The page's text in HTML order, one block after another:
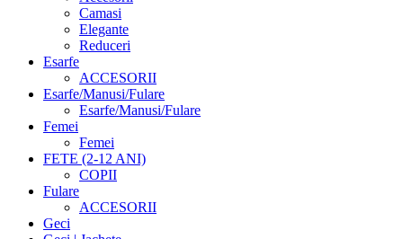
Camasi
Elegante
Reduceri
Esarfe
ACCESORII
Esarfe/Manusi/Fulare
Esarfe/Manusi/Fulare
Femei
Femei
FETE (2-12 ANI)
COPII
Fulare
ACCESORII
Geci